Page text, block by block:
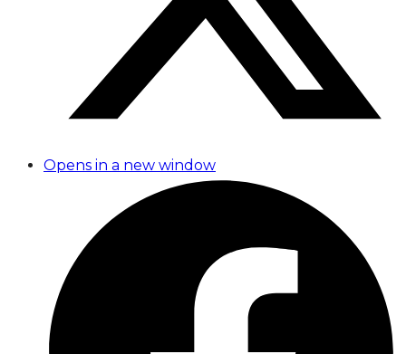
Opens in a new window